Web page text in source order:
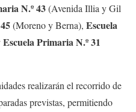
N.º 43(Avenida Illia y Gil
(Moreno y Berna), Escuela
Escuela Primaria N.º 31
realizarán el recorrido de
previstas, permitiendo